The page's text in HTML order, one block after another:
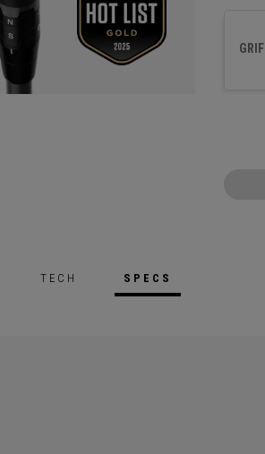
TECH SPECS